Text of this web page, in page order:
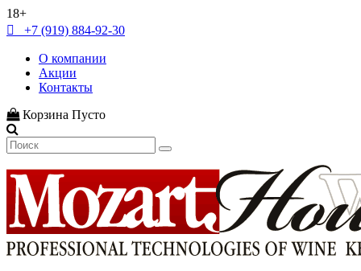
18+
+7 (919) 884-92-30
О компании
Акции
Контакты
Корзина Пусто